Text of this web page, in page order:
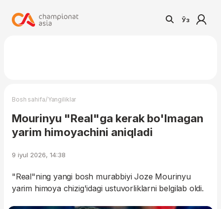
Ўз
Bosh sahifa/Yangiliklar
Mourinyu "Real"ga kerak bo'lmagan
yarim himoyachini aniqladi
9 iyul 2026, 14:38
"Real"ning yangi bosh murabbiyi Joze Mourinyu
yarim himoya chizig'idagi ustuvorliklarni belgilab oldi.